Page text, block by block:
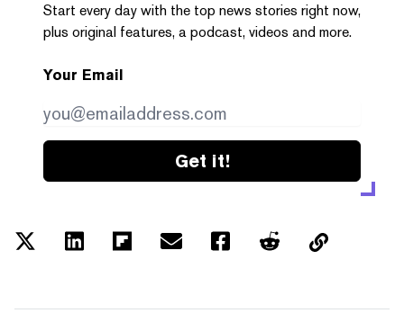
Start every day with the top news stories right now,
plus original features, a podcast, videos and more.
Your Email
Get it!